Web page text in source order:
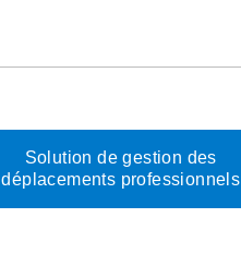
Solution de gestion des
déplacements professionnels